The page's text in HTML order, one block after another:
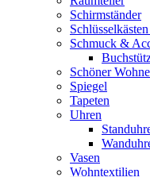
Schirmständer
Schmuck &
Schöner
Spiegel
Tapeten
Uhren
Vasen
Wohntextilien